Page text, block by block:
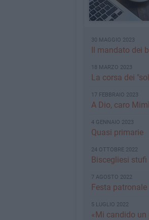
30 MAGGIO 2023
Il mandato dei
18 MARZO 2023
La corsa dei
17 FEBBRAIO 2023
A Dio, caro
4 GENNAIO 2023
Quasi primarie
24 OTTOBRE 2022
Biscegliesi
7 AGOSTO 2022
Festa
5 LUGLIO 2022
«Mi candido un